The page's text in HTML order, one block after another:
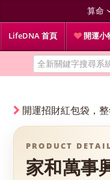
算命
LifeDNA 首頁 開運小
開運招財紅包袋，
PRODUCT DETAIL
家和萬事